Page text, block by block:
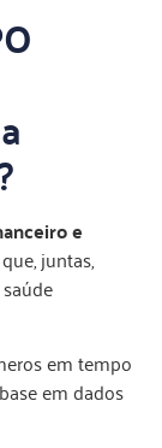
e
que, juntas,
em tempo
em dados